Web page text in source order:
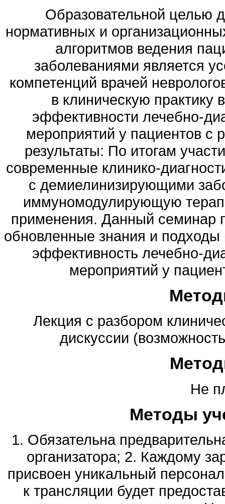
Образовательной целью
нормативных и
алгоритмов ведения
заболеваниями является
компетенций врачей
в клиническую
эффективности лечебно-
мероприятий у пациентов
результаты: По итогам
современные клинико-
с демиелинизирующими
иммуномодулирующую
применения. Данный семинар
обновленные знания и
эффективность лечебно-
мероприятий у
Лекция с разбором
дискуссии
Не
Методы
1. Обязательна
организатора; 2. Каждому
присвоен уникальный
к трансляции будет